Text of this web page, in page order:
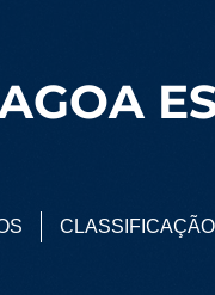
CLASSIFICAÇÃO